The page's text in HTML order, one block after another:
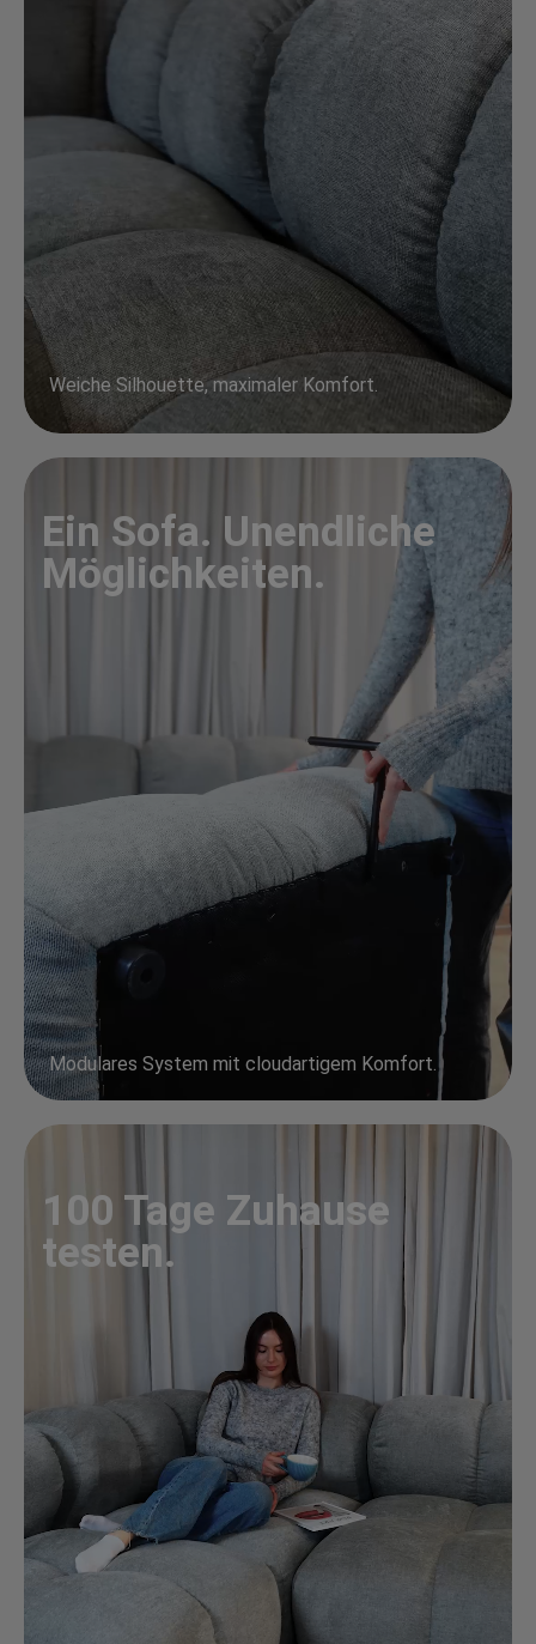
Weiche Silhouette, maximaler Komfort.
Ein Sofa. Unendliche
Möglichkeiten.
Modulares System mit cloudartigem Komfort.
100 Tage Zuhause
testen.